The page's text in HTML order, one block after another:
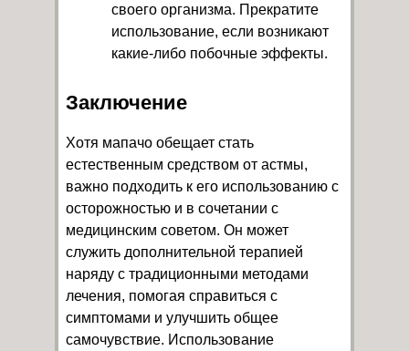
своего организма. Прекратите
использование, если возникают
какие-либо побочные эффекты.
Заключение
Хотя мапачо обещает стать
естественным средством от астмы,
важно подходить к его использованию с
осторожностью и в сочетании с
медицинским советом. Он может
служить дополнительной терапией
наряду с традиционными методами
лечения, помогая справиться с
симптомами и улучшить общее
самочувствие. Использование